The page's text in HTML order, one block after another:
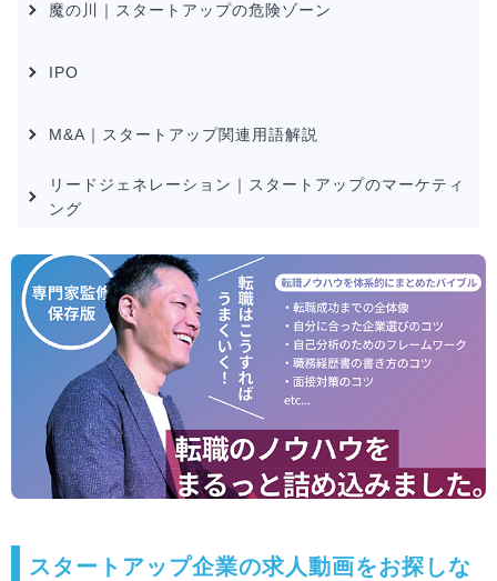
魔の川｜スタートアップの危険ゾーン
IPO
M&A｜スタートアップ関連用語解説
リードジェネレーション｜スタートアップのマーケティ
ング
スタートアップ企業の求人動画をお探しな